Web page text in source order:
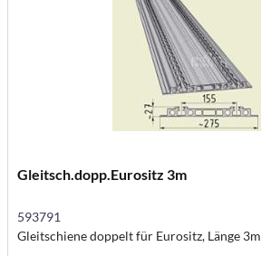
Gleitsch.dopp.Eurositz 3m
593791
Gleitschiene doppelt für Eurositz, Länge 3m